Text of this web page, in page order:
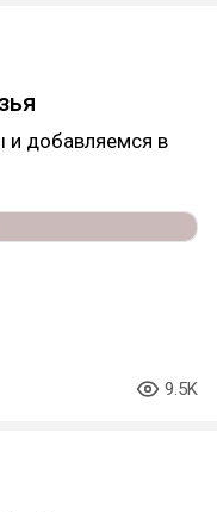
добавляемся в
9.5K